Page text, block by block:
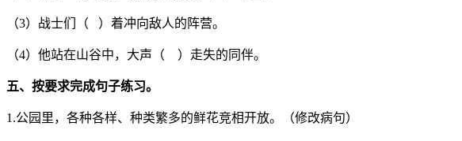
（3）战士们（ ）着冲向敌人的阵营。
（4）他站在山谷中，大声（ ）走失的同伴。
五、按要求完成句子练习。
1.公园里，各种各样、种类繁多的鲜花竞相开放。（修改病句）